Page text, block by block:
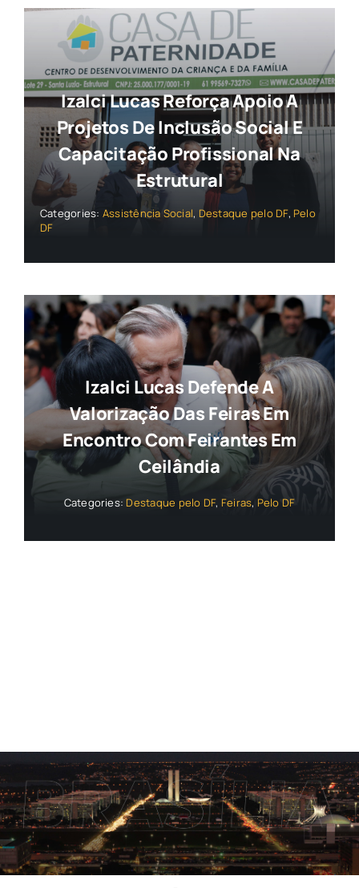
Izalci Lucas Reforça Apoio A
Projetos De Inclusão Social E
Capacitação Profissional Na
Estrutural
Categories: Assistência Social, Destaque pelo DF, Pelo
DF
Izalci Lucas Defende A
Valorização Das Feiras Em
Encontro Com Feirantes Em
Ceilândia
Categories:Destaque pelo DF, Feiras, Pelo DF